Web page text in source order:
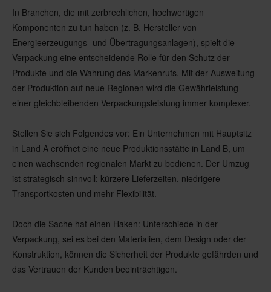
In Branchen, die mit zerbrechlichen, hochwertigen
Komponenten zu tun haben (z. B. Hersteller von
Energieerzeugungs- und Übertragungsanlagen), spielt die
Verpackung eine entscheidende Rolle für den Schutz der
Produkte und die Wahrung des Markenrufs. Mit der Ausweitung
der Produktion auf neue Regionen wird die Gewährleistung
einer gleichbleibenden Verpackungsleistung immer komplexer.
Stellen Sie sich Folgendes vor: Ein Unternehmen mit Hauptsitz
in Land A eröffnet eine neue Produktionsstätte in Land B, um
einen wachsenden regionalen Markt zu bedienen. Der Umzug
ist strategisch sinnvoll: kürzere Lieferzeiten, niedrigere
Transportkosten und mehr Flexibilität.
Doch die Sache hat einen Haken: Unterschiede in der
Verpackung, sei es bei den Materialien, dem Design oder der
Konstruktion, können die Sicherheit der Produkte gefährden und
das Vertrauen der Kunden beeinträchtigen.